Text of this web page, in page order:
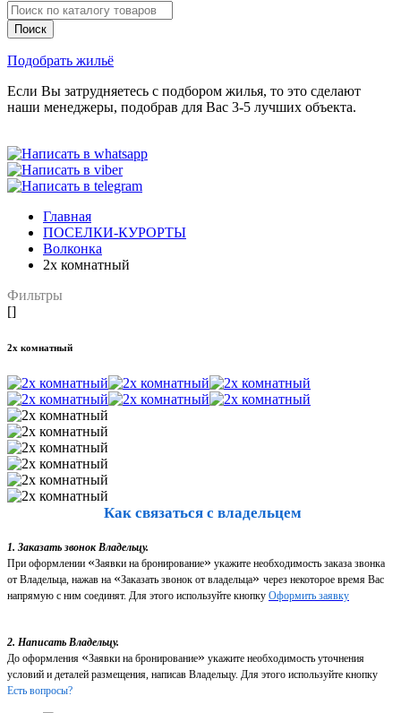
Подобрать жильё
Если Вы затрудняетесь с подбором жилья, то это сделают
наши менеджеры, подобрав для Вас 3-5 лучших объекта.
Главная
ПОСЕЛКИ-КУРОРТЫ
Волконка
2х комнатный
Фильтры
[]
2х комнатный
Как связаться с владельцем
1. Заказать звонок Владельцу.
При оформлении «Заявки на бронирование» укажите необходимость заказа звонка
от Владельца, нажав на «Заказать звонок от владельца» через некоторое время Вас
напрямую с ним соединят. Для этого используйте кнопку Оформить заявку
2. Написать Владельцу.
До оформления «Заявки на бронирование» укажите необходимость уточнения
условий и деталей размещения, написав Владельцу. Для этого используйте кнопку
Есть вопросы?